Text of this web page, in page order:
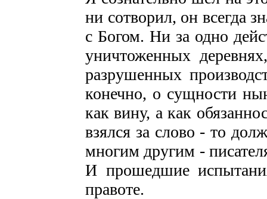
ни сотворил, он всегда
с Богом. Ни за одно
уничтоженных
разрушенных
конечно, о сущности
как вину, а как
взялся за слово - то
многим другим -
И прошедшие
правоте.